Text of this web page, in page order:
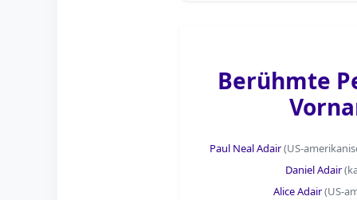
Berühmte
Paul Neal Adair(US-
Daniel Adair
Alice Adair(US-